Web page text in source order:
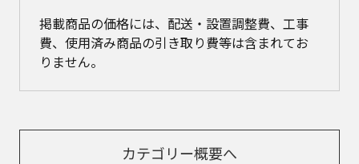
掲載商品の価格には、配送・設置調整費、工事
費、使用済み商品の引き取り費等は含まれてお
りません。
カテゴリー概要へ